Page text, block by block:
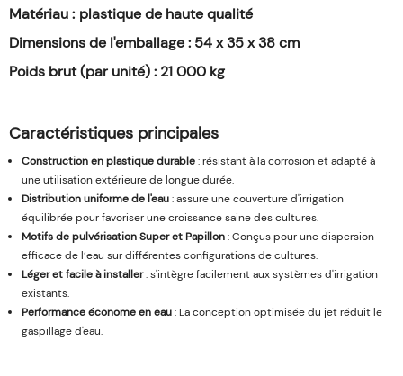
Matériau : plastique de haute qualité
Dimensions de l'emballage : 54 x 35 x 38 cm
Poids brut (par unité) : 21 000 kg
Caractéristiques principales
Construction en plastique durable: résistant à la corrosion et adapté à
une utilisation extérieure de longue durée.
Distribution uniforme de l'eau: assure une couverture d'irrigation
équilibrée pour favoriser une croissance saine des cultures.
Motifs de pulvérisation Super et Papillon: Conçus pour une dispersion
efficace de l’eau sur différentes configurations de cultures.
Léger et facile à installer: s'intègre facilement aux systèmes d'irrigation
existants.
Performance économe en eau: La conception optimisée du jet réduit le
gaspillage d'eau.